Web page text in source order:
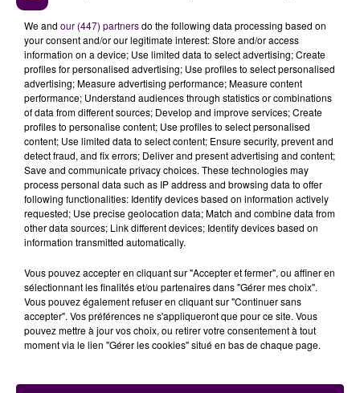
LES MACHINES DE L'IMPRIMERIE MONNOYER VONT QUITTER LE
MANS POUR...
We and our (447) partnersdo the following data processing based on
your consent and/or our legitimate interest: Store and/or access
information on a device; Use limited data to select advertising; Create
profiles for personalised advertising; Use profiles to select personalised
advertising; Measure advertising performance; Measure content
performance; Understand audiences through statistics or combinations
of data from different sources; Develop and improve services; Create
profiles to personalise content; Use profiles to select personalised
content; Use limited data to select content; Ensure security, prevent and
detect fraud, and fix errors; Deliver and present advertising and content;
Save and communicate privacy choices. These technologies may
process personal data such as IP address and browsing data to offer
following functionalities: Identify devices based on information actively
requested; Use precise geolocation data; Match and combine data from
other data sources; Link different devices; Identify devices based on
information transmitted automatically.
Vous pouvez accepter en cliquant sur "Accepter et fermer", ou affiner en
sélectionnant les finalités et/ou partenaires dans "Gérer mes choix".
Vous pouvez également refuser en cliquant sur "Continuer sans
accepter". Vos préférences ne s'appliqueront que pour ce site. Vous
pouvez mettre à jour vos choix, ou retirer votre consentement à tout
moment via le lien "Gérer les cookies" situé en bas de chaque page.